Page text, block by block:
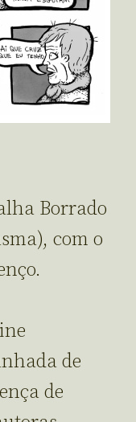
Borrado
com o
de
de